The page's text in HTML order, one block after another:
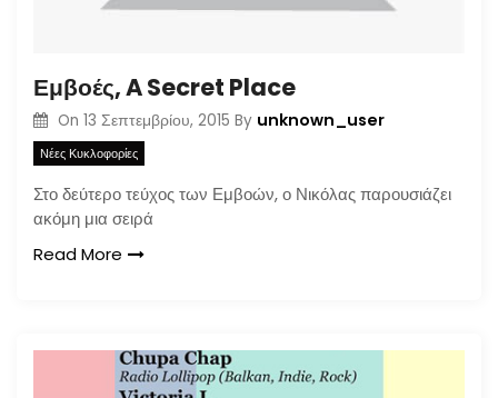
Εμβοές, A Secret Place
On 13 Σεπτεμβρίου, 2015 By unknown_user
Νέες Κυκλοφορίες
Στο δεύτερο τεύχος των Εμβοών, ο Νικόλας παρουσιάζει
ακόμη μια σειρά
Read More